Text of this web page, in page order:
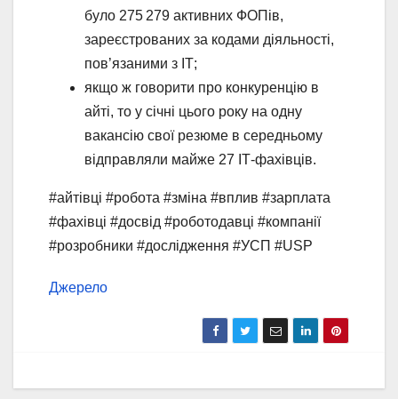
було 275 279 активних ФОПів,
зареєстрованих за кодами діяльності,
пов’язаними з ІТ;
якщо ж говорити про конкуренцію в
айті, то у січні цього року на одну
вакансію свої резюме в середньому
відправляли майже 27 ІТ-фахівців.
#айтівці #робота #зміна #вплив #зарплата
#фахівці #досвід #роботодавці #компанії
#розробники #дослідження #УСП #USP
Джерело